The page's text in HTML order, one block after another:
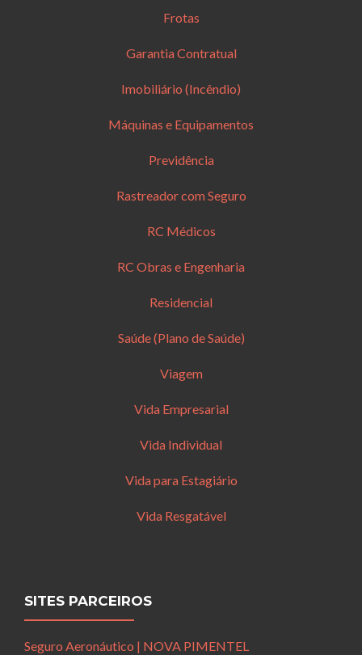
Frotas
Garantia Contratual
Imobiliário (Incêndio)
Máquinas e Equipamentos
Previdência
Rastreador com Seguro
RC Médicos
RC Obras e Engenharia
Residencial
Saúde (Plano de Saúde)
Viagem
Vida Empresarial
Vida Individual
Vida para Estagiário
Vida Resgatável
SITES PARCEIROS
Seguro Aeronáutico | NOVA PIMENTEL